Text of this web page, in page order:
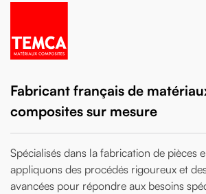
Fabricant français de
composites sur mesure
Spécialisés dans la fabrication de pièces
appliquons des procédés rigoureux et
avancées pour répondre aux besoins